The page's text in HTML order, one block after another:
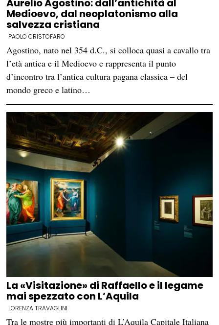
Aurelio Agostino: dall’antichità al
Medioevo, dal neoplatonismo alla
salvezza cristiana
PAOLO CRISTOFARO
Agostino, nato nel 354 d.C., si colloca quasi a cavallo tra
l’età antica e il Medioevo e rappresenta il punto
d’incontro tra l’antica cultura pagana classica – del
mondo greco e latino…
La «Visitazione» di Raffaello e il legame
mai spezzato con L’Aquila
LORENZA TRAVAGLINI
Tra le mostre più importanti di L’Aquila Capitale Italiana